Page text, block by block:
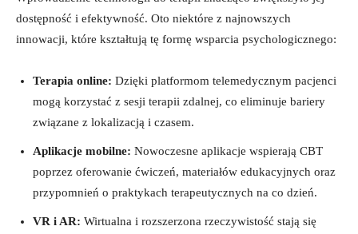
dostępność i efektywność.​ Oto niektóre⁤ z najnowszych
innowacji, które ⁣kształtują tę ‌formę wsparcia⁣ psychologicznego:
Terapia‌ online: Dzięki platformom telemedycznym pacjenci⁣
mogą korzystać ⁢z ‍sesji terapii zdalnej, co eliminuje bariery
związane z lokalizacją i czasem.
Aplikacje ⁤mobilne: Nowoczesne ⁢aplikacje wspierają CBT
poprzez ‍oferowanie ćwiczeń, materiałów edukacyjnych oraz
przypomnień o‍ praktykach terapeutycznych na co dzień.
VR i‌ AR: Wirtualna‌ i‍ rozszerzona rzeczywistość stają⁢ się